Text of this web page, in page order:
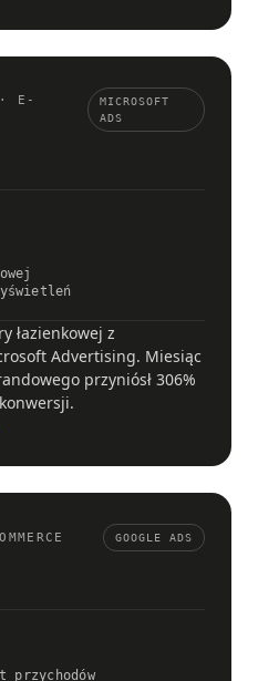
· E-
MICROSOFT
ADS
łazienkowej z
Advertising. Miesiąc
przyniósł 306%
GOOGLE ADS
przychodów